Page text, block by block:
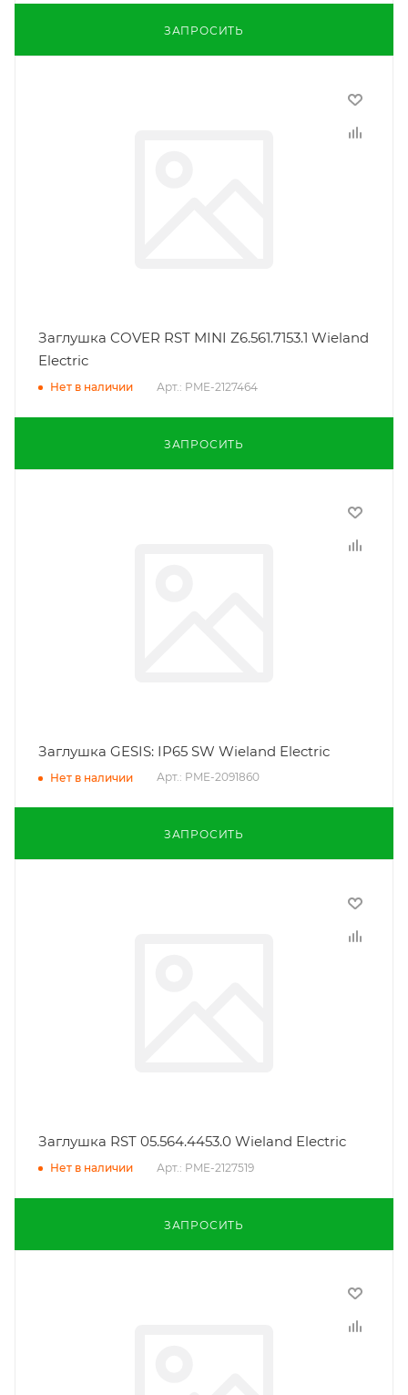
ЗАПРОСИТЬ
Заглушка COVER RST MINI Z6.561.7153.1 Wieland
Electric
Нет в наличии Арт.: PME-2127464
ЗАПРОСИТЬ
Заглушка GESIS: IP65 SW Wieland Electric
Нет в наличии Арт.: PME-2091860
ЗАПРОСИТЬ
Заглушка RST 05.564.4453.0 Wieland Electric
Нет в наличии Арт.: PME-2127519
ЗАПРОСИТЬ